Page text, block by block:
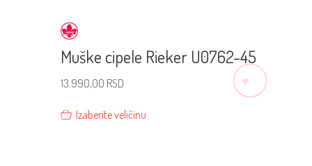
Muške cipele Rieker U0762-45
13.990,00 RSD
Izaberite veličinu